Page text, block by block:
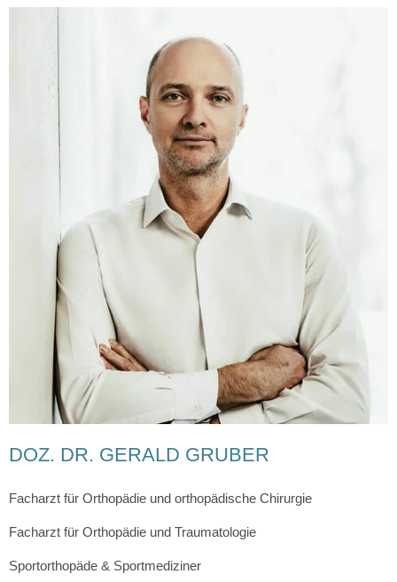
DOZ. DR. GERALD GRUBER
Facharzt für Orthopädie und orthopädische Chirurgie
Facharzt für Orthopädie und Traumatologie
Sportorthopäde & Sportmediziner